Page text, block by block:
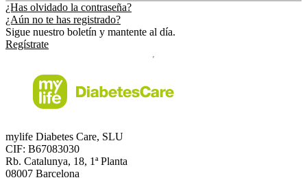
¿Has olvidado la contraseña?
¿Aún no te has registrado?
Sigue nuestro boletín y mantente al día.
Regístrate
mylife Diabetes Care, SLU
CIF: B67083030
Rb. Catalunya, 18, 1ª Planta
08007 Barcelona